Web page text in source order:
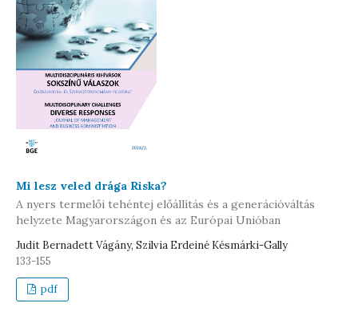
Mi lesz veled drága Riska?
A nyers termelői tehéntej előállítás és a generációváltás
helyzete Magyarországon és az Európai Unióban
Judit Bernadett Vágány, Szilvia Erdeiné Késmárki-Gally
133-155
pdf